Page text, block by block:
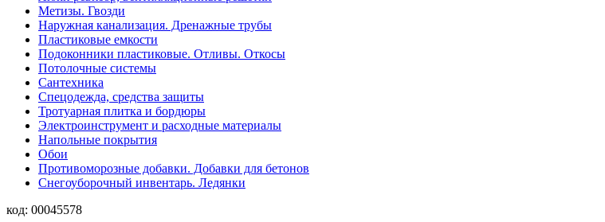
Метизы. Гвозди
Наружная канализация. Дренажные трубы
Пластиковые емкости
Подоконники пластиковые. Отливы. Откосы
Потолочные системы
Сантехника
Спецодежда, средства защиты
Тротуарная плитка и бордюры
Электроинструмент и расходные материалы
Напольные покрытия
Обои
Противоморозные добавки. Добавки для бетонов
Снегоуборочный инвентарь. Ледянки
код: 00045578